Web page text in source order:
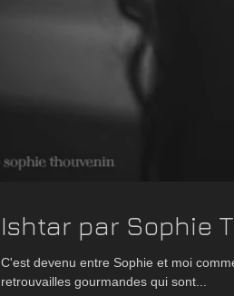
Ishtar par Sophie
C'est devenu entre Sophie et moi
retrouvailles gourmandes qui sont...